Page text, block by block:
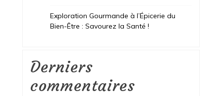
Exploration Gourmande à l’Épicerie du
Bien-Être : Savourez la Santé !
Derniers
commentaires